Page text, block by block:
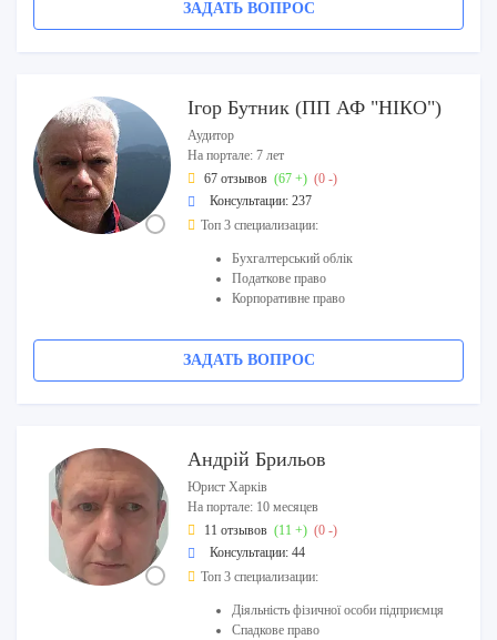
ЗАДАТЬ ВОПРОС
Ігор Бутник (ПП АФ "НІКО")
Аудитор
На портале: 7 лет
67 отзывов (67 +) (0 -)
Консультации: 237
Топ 3 специализации:
Бухгалтерський облік
Податкове право
Корпоративне право
ЗАДАТЬ ВОПРОС
Андрій Брильов
Юрист Харків
На портале: 10 месяцев
11 отзывов (11 +) (0 -)
Консультации: 44
Топ 3 специализации:
Діяльність фізичної особи підприємця
Спадкове право